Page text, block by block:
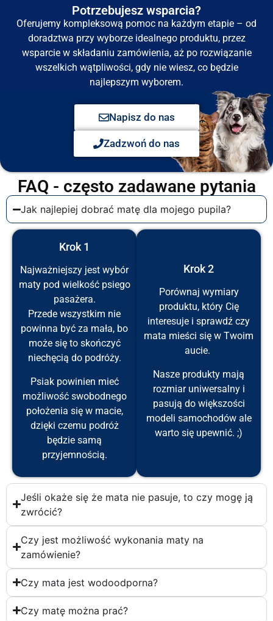
Potrzebujesz wsparcia?
Oferujemy kompleksową pomoc na każdym etapie – od
doradztwa przy wyborze idealnego produktu, przez
wsparcie w składaniu zamówienia, aż po rozwiązanie
wszelkich wątpliwości, gdy nie wiesz, co będzie
najlepszym wyborem.
Napisz do nas
Zadzwoń do nas
FAQ - często zadawane pytania
Jak najlepiej dobrać matę dla mojego pupila?
Krok 1
Najważniejszy jest wybór
maty pod wielkość psiego
pasażera.
Przede wszystkim nie
powinna być za mała, bo
może się to skończyć
niechęcią do podróży.
Psiak powinien mieć
możliwość swobodnego
położenia się w macie,
dzięki czemu podróż
będzie samą
przyjemnością.
Krok 2
Porównaj wymiary
produktu, który Cię
interesuje i sprawdź czy
mata mieści się w Twoim
aucie.
Nasze produkty mają
rozmiar uniwersalny i
pasują do większości
modeli samochodów ale
warto się upewnić. ;)
Jeśli okaże się że mata nie pasuje, to czy mogę ją
zwrócić?
Czy jest możliwość wykonania maty na
zamówienie?
Czy mata jest wodoodporna?
Czy matę można prać?